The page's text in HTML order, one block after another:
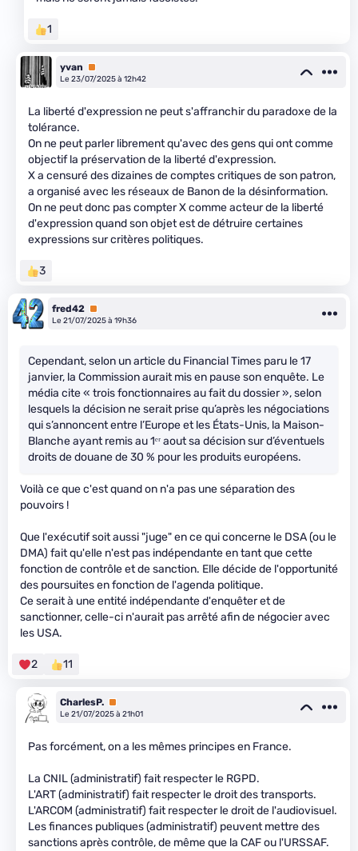
1
yvan
Premium
Le 23/07/2025 à 12h42
La liberté d'expression ne peut s'affranchir du paradoxe de la
tolérance.
On ne peut parler librement qu'avec des gens qui ont comme
objectif la préservation de la liberté d'expression.
X a censuré des dizaines de comptes critiques de son patron,
a organisé avec les réseaux de Banon de la désinformation.
On ne peut donc pas compter X comme acteur de la liberté
d'expression quand son objet est de détruire certaines
expressions sur critères politiques.
3
fred42 Premium
Le 21/07/2025 à 19h36
Cependant, selon un article du Financial Times paru le 17
janvier, la Commission aurait mis en pause son enquête. Le
média cite « trois fonctionnaires au fait du dossier », selon
lesquels la décision ne serait prise qu’après les négociations
qui s’annoncent entre l’Europe et les États-Unis, la Maison-
Blanche ayant remis au 1ᵉʳ aout sa décision sur d’éventuels
droits de douane de 30 % pour les produits européens.
Voilà ce que c'est quand on n'a pas une séparation des
pouvoirs !
Que l'exécutif soit aussi "juge" en ce qui concerne le DSA (ou le
DMA) fait qu'elle n'est pas indépendante en tant que cette
fonction de contrôle et de sanction. Elle décide de l'opportunité
des poursuites en fonction de l'agenda politique.
Ce serait à une entité indépendante d'enquêter et de
sanctionner, celle-ci n'aurait pas arrêté afin de négocier avec
les USA.
2 11
CharlesP. Premium
Le 21/07/2025 à 21h01
Pas forcément, on a les mêmes principes en France.
La CNIL (administratif) fait respecter le RGPD.
L'ART (administratif) fait respecter le droit des transports.
L'ARCOM (administratif) fait respecter le droit de l'audiovisuel.
Les finances publiques (administratif) peuvent mettre des
sanctions après contrôle, de même que la CAF ou l'URSSAF.